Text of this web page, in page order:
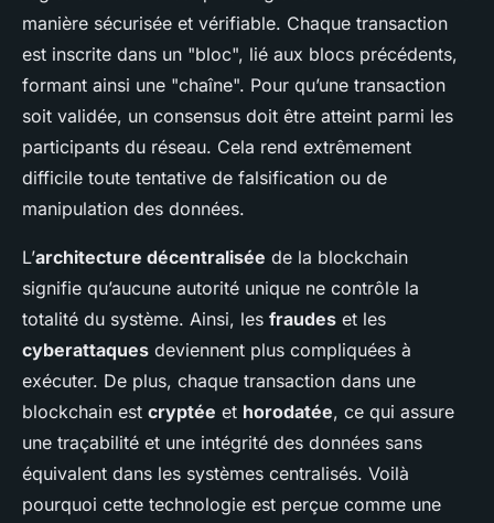
manière sécurisée et vérifiable. Chaque transaction
est inscrite dans un "bloc", lié aux blocs précédents,
formant ainsi une "chaîne". Pour qu’une transaction
soit validée, un consensus doit être atteint parmi les
participants du réseau. Cela rend extrêmement
difficile toute tentative de falsification ou de
manipulation des données.
L’architecture décentralisée de la blockchain
signifie qu’aucune autorité unique ne contrôle la
totalité du système. Ainsi, les fraudes et les
cyberattaques deviennent plus compliquées à
exécuter. De plus, chaque transaction dans une
blockchain est cryptée et horodatée, ce qui assure
une traçabilité et une intégrité des données sans
équivalent dans les systèmes centralisés. Voilà
pourquoi cette technologie est perçue comme une